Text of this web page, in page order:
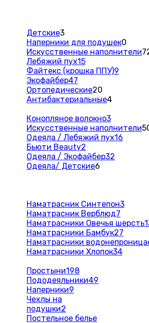
Детские3
Наперники для подушек0
Искусственные наполнители
Лебяжий пух15
Файтекс (крошка ППУ)9
Экофайбер47
Ортопедические20
Антибактериальные4
Конопляное волокно3
Искусственные наполнители
Одеяла / Лебяжий пух16
Бьюти Beauty2
Одеяла / Экофайбер32
Одеяла/ Детские6
Наматрасник Синтепон3
Наматрасник Верблюд7
Наматрасники Овечья шерсть
Наматрасники Бамбук27
Наматрасники
Наматрасники Хлопок34
Простыни198
Пододеяльники49
Наперники9
Чехлы на
подушки2
Постельное белье